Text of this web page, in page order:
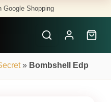
Google Shopping
» Bombshell Edp